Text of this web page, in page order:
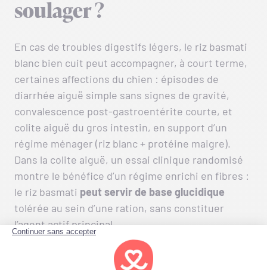
soulager ?
En cas de troubles digestifs légers, le riz basmati
blanc bien cuit peut accompagner, à court terme,
certaines affections du chien : épisodes de
diarrhée aiguë simple sans signes de gravité,
convalescence post-gastroentérite courte, et
colite aiguë du gros intestin, en support d’un
régime ménager (riz blanc + protéine maigre).
Dans la colite aiguë, un essai clinique randomisé
montre le bénéfice d’un régime enrichi en fibres :
le riz basmati peut servir de base glucidique
tolérée au sein d’une ration, sans constituer
l’agent actif principal.